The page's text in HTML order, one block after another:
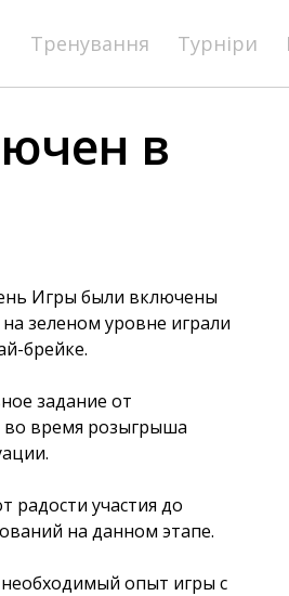
Тренування Турніри
в
Игры были включены
зеленом уровне играли
брейке.
задание от
время розыгрыша
радости участия до
на данном этапе.
опыт игры с